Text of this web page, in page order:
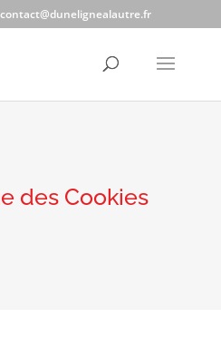
contact@dunelignealautre.fr
des Cookies